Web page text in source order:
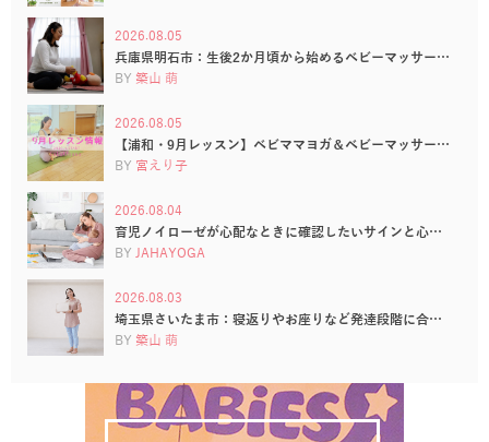
2026.08.05
兵庫県明石市：生後2か月頃から始めるベビーマッサー…
BY 築山 萌
2026.08.05
【浦和・9月レッスン】ベビママヨガ＆ベビーマッサー…
BY 宮えり子
2026.08.04
育児ノイローゼが心配なときに確認したいサインと心…
BY JAHAYOGA
2026.08.03
埼玉県さいたま市：寝返りやお座りなど発達段階に合…
BY 築山 萌